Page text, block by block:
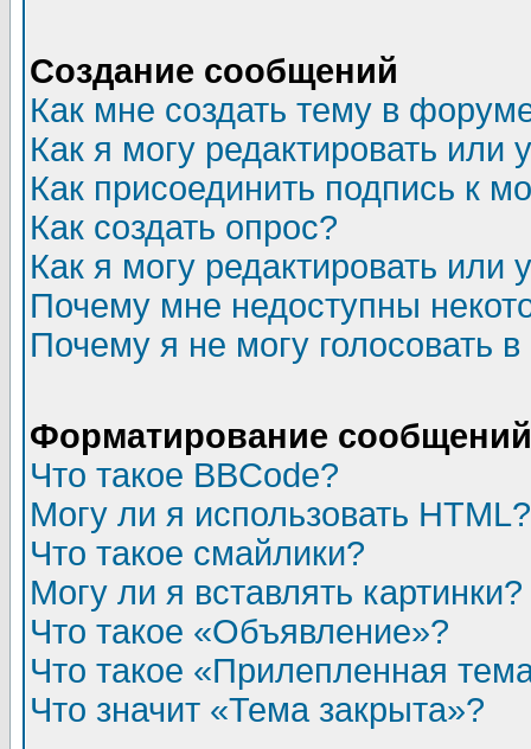
Создание сообщений
Как мне создать тему в
Как я могу редактировать или
Как присоединить подпись к
Как создать опрос?
Как я могу редактировать или
Почему мне недоступны
Почему я не могу голосовать
Форматирование
Что такое BBCode?
Могу ли я использовать HTML?
Что такое смайлики?
Могу ли я вставлять картинки?
Что такое «Объявление»?
Что такое «Прилепленная
Что значит «Тема закрыта»?